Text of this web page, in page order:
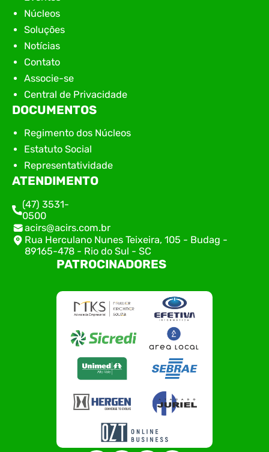
Núcleos
Soluções
Notícias
Contato
Associe-se
Central de Privacidade
DOCUMENTOS
Regimento dos Núcleos
Estatuto Social
Representatividade
ATENDIMENTO
(47) 3531-
0500
acirs@acirs.com.br
Rua Herculano Nunes Teixeira, 105 - Budag -
89165-478 - Rio do Sul - SC
PATROCINADORES